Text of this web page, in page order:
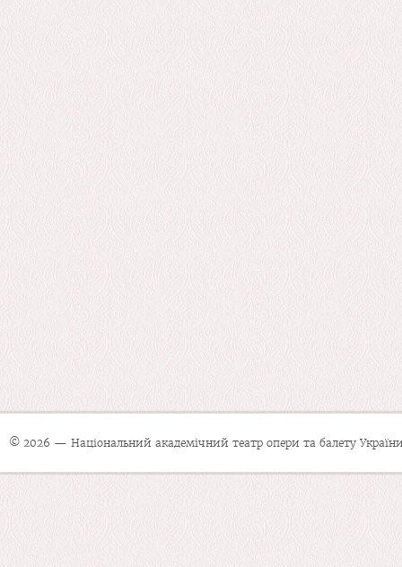
© 2026 — Національний академічний театр опери та балету